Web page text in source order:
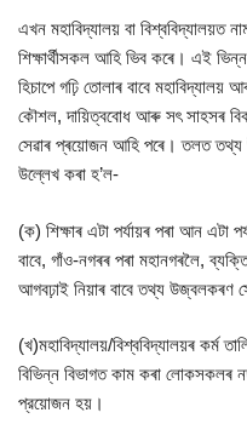
এখন মহাবিদ্যালয় বা বিশ্ববিদ্যালয়ত
শিক্ষার্থীসকল আহি ভিব কৰে। এই
হিচাপে গঢ়ি তোলাৰ বাবে
কৌশল, দায়িত্ববোধ আৰু সৎ সাহসৰ
সেৱাৰ প্ৰয়োজন আহি পৰে। তলত তথ্য
উল্লেখ কৰা হ’ল-
(ক) শিক্ষাৰ এটা পৰ্যায়ৰ পৰা আন এটা
বাবে, গাঁও-নগৰৰ পৰা মহানগৰলৈ,
আগবঢ়াই নিয়াৰ বাবে তথ্য উজ্বলকৰণ
(খ)মহাবিদ্যালয়/বিশ্ববিদ্যালয়ৰ কৰ্ম
বিভিন্ন বিভাগত কাম কৰা লোকসকলৰ
প্রয়োজন হয়।